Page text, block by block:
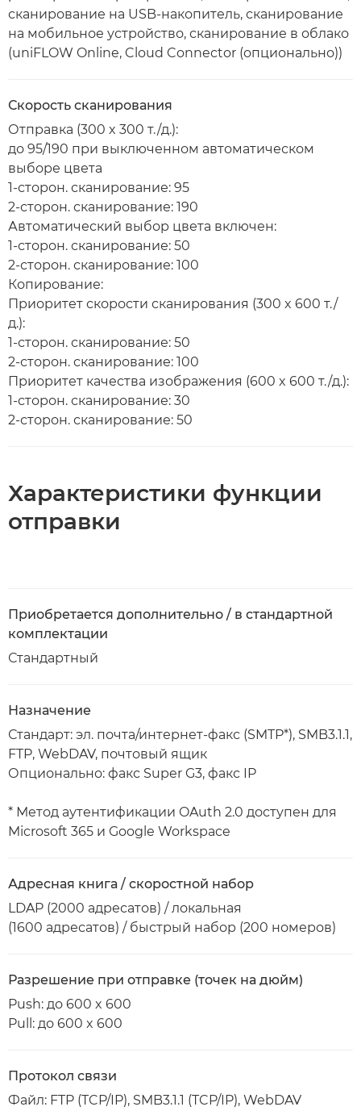
сканирование на USB-накопитель, сканирование
на мобильное устройство, сканирование в облако
(uniFLOW Online, Cloud Connector (опционально))
Скорость сканирования
Отправка (300 x 300 т./д.):
до 95/190 при выключенном автоматическом
выборе цвета
1-сторон. сканирование: 95
2-сторон. сканирование: 190
Автоматический выбор цвета включен:
1-сторон. сканирование: 50
2-сторон. сканирование: 100
Копирование:
Приоритет скорости сканирования (300 x 600 т./
д.):
1-сторон. сканирование: 50
2-сторон. сканирование: 100
Приоритет качества изображения (600 x 600 т./д.):
1-сторон. сканирование: 30
2-сторон. сканирование: 50
Характеристики функции
отправки
Приобретается дополнительно / в стандартной
комплектации
Стандартный
Назначение
Стандарт: эл. почта/интернет-факс (SMTP*), SMB3.1.1,
FTP, WebDAV, почтовый ящик
Опционально: факс Super G3, факс IP
* Метод аутентификации OAuth 2.0 доступен для
Microsoft 365 и Google Workspace
Адресная книга / скоростной набор
LDAP (2000 адресатов) / локальная
(1600 адресатов) / быстрый набор (200 номеров)
Разрешение при отправке (точек на дюйм)
Push: до 600 x 600
Pull: до 600 x 600
Протокол связи
Файл: FTP (TCP/IP), SMB3.1.1 (TCP/IP), WebDAV